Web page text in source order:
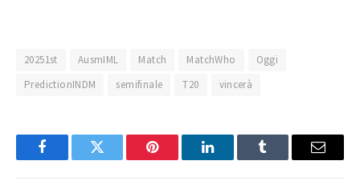
20251st AusmIML Match MatchWho
Oggi
PredictionINDM
semifinale T20 vincerà
FacebookTwitter Pinterest LinkedInTumblr Email